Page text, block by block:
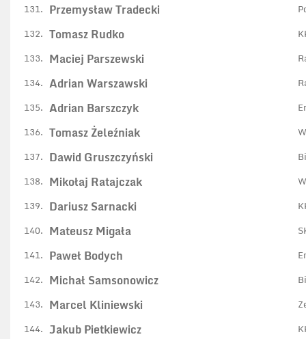
131. Przemysław Tradecki
132. Tomasz Rudko
133. Maciej Parszewski
134. Adrian Warszawski
135. Adrian Barszczyk
136. Tomasz Żeleźniak
137. Dawid Gruszczyński
138. Mikołaj Ratajczak
139. Dariusz Sarnacki
140. Mateusz Migała
141. Paweł Bodych
142. Michał Samsonowicz
143. Marcel Kliniewski
144. Jakub Pietkiewicz